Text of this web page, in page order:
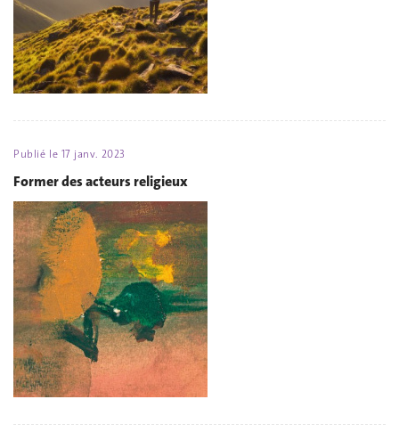
Publié le 17 janv. 2023
Former des acteurs religieux